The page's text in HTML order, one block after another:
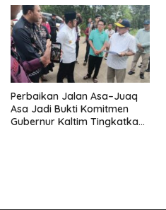
Perbaikan Jalan Asa–Juaq
Asa Jadi Bukti Komitmen
Gubernur Kaltim Tingkatkan